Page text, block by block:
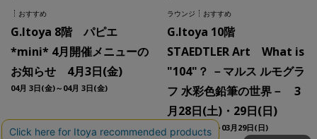
おすすめ
G.Itoya 8階 パピエ
*mini* 4月開催メニューの
お知らせ 4月3日(金)
04月 3日(金)～04月 3日(金)
ラウンジ
おすすめ
G.Itoya 10階
STAEDTLER Art What is
"104"？ －マルス ルモグラ
フ 水彩色鉛筆の世界－ 3
月28日(土)・29日(日)
03月28日(土)～03月29日(日)